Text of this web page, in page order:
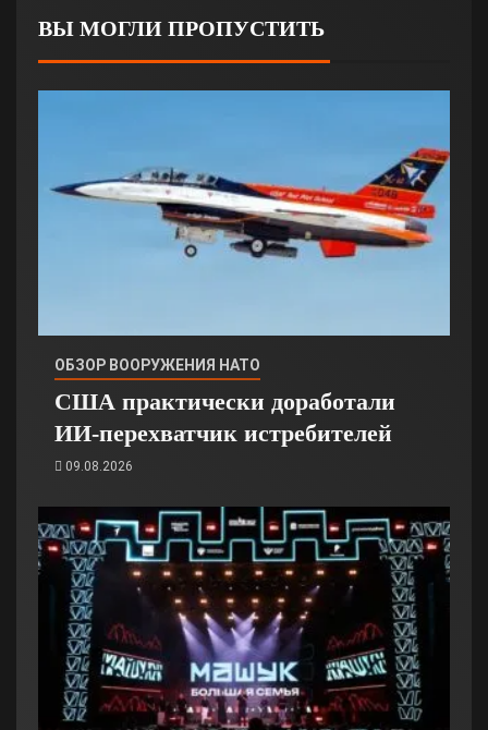
ВЫ МОГЛИ ПРОПУСТИТЬ
ОБЗОР ВООРУЖЕНИЯ НАТО
США практически доработали
ИИ-перехватчик истребителей
09.08.2026